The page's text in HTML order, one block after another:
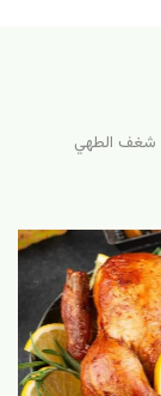
شغف الطهي